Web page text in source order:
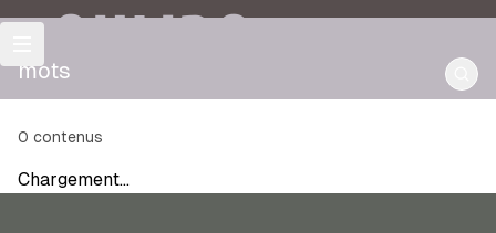
OULIPO
mots
0 contenus
Chargement…